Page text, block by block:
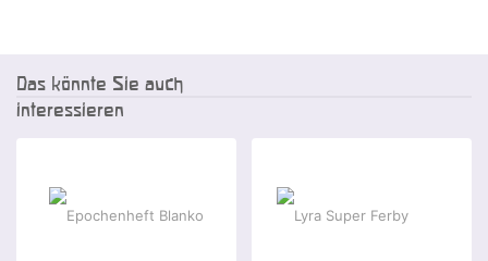
Das könnte Sie auch
interessieren